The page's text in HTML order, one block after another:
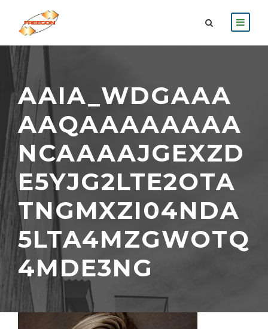
AAIA_WDGAAA
AAQAAAAAAAA
NCAAAAJGEXZD
E5YJG2LTE2OTA
TNGMXZI04NDA
5LTA4MZGWOTQ
4MDE3NG